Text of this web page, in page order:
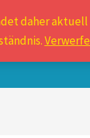
daher